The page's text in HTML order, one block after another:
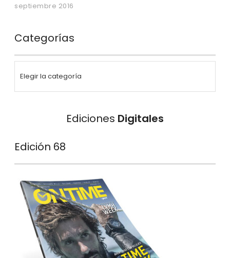
septiembre 2016
Categorías
Ediciones Digitales
Edición 68